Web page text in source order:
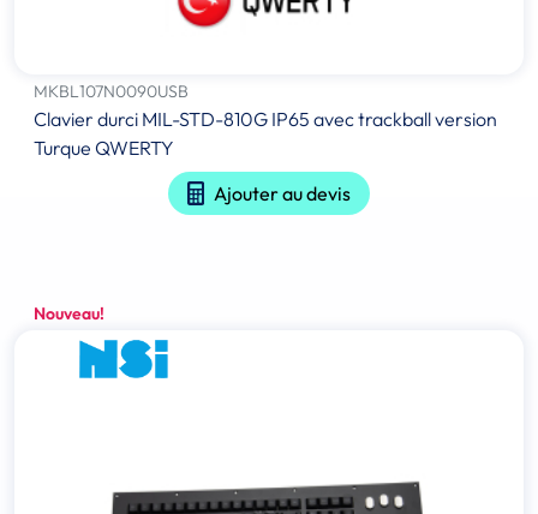
MKBL107N0090USB
Clavier durci MIL-STD-810G IP65 avec trackball version
Turque QWERTY
Ajouter au devis
Nouveau!